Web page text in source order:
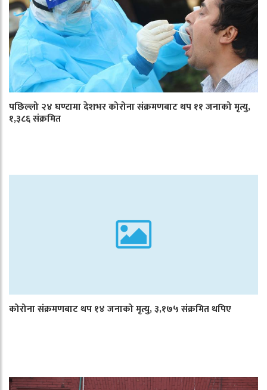
पछिल्लो २४ घण्टामा देशभर कोरोना संक्रमणबाट थप ११ जनाको मृत्यु,
१,३८६ संक्रमित
कोरोना संक्रमणबाट थप १४ जनाको मृत्यु, ३,१७५ संक्रमित थपिए